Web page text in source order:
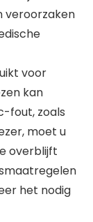
veroorzaken
voor
kan
fout, zoals
moet u
overblijft
het nodig